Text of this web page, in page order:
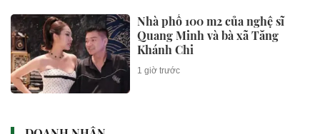
Nhà phố 100 m2 của nghệ sĩ
Quang Minh và bà xã Tăng
Khánh Chi
1 giờ trước